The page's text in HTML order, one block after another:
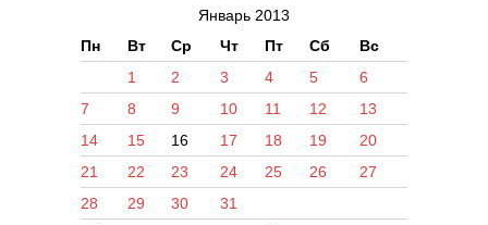
Январь 2013
Пн
Вт Ср Чт Пт Сб Вс
1 2 3 4 5
6
7
8 9 10 11 12
13
14
15 16 17 18 19
20
21
22 23 24 25 26
27
28
29 30 31